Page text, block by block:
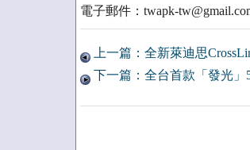
電子郵件：twapk-
上一篇：全新萊迪思
下一篇：全台首款「發光」